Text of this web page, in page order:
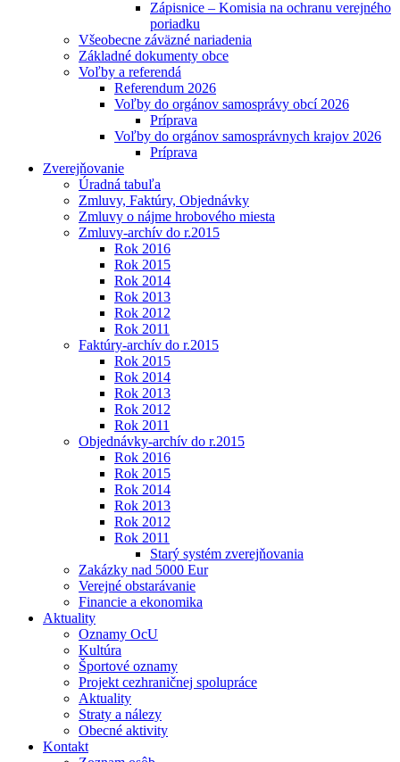
Zápisnice – Komisia na ochranu verejného
poriadku
Všeobecne záväzné nariadenia
Základné dokumenty obce
Voľby a referendá
Referendum 2026
Voľby do orgánov samosprávy obcí 2026
Príprava
Voľby do orgánov samosprávnych krajov 2026
Príprava
Zverejňovanie
Úradná tabuľa
Zmluvy, Faktúry, Objednávky
Zmluvy o nájme hrobového miesta
Zmluvy-archív do r.2015
Rok 2016
Rok 2015
Rok 2014
Rok 2013
Rok 2012
Rok 2011
Faktúry-archív do r.2015
Rok 2015
Rok 2014
Rok 2013
Rok 2012
Rok 2011
Objednávky-archív do r.2015
Rok 2016
Rok 2015
Rok 2014
Rok 2013
Rok 2012
Rok 2011
Starý systém zverejňovania
Zakázky nad 5000 Eur
Verejné obstarávanie
Financie a ekonomika
Aktuality
Oznamy OcU
Kultúra
Športové oznamy
Projekt cezhraničnej spolupráce
Aktuality
Straty a nálezy
Obecné aktivity
Kontakt